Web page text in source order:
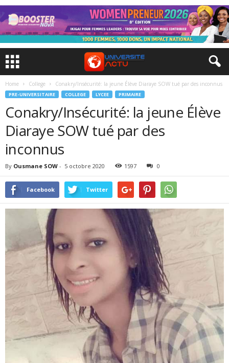
Home College Conakry/Insécurité: la jeune Élève Diaraye SOW tué par des inconnus
PRE-UNIVERSITAIRE COLLEGE LYCEE PRIMAIRE
Conakry/Insécurité: la jeune Élève
Diaraye SOW tué par des
inconnus
By Ousmane SOW - 5 octobre 2020 1597 0
Facebook Twitter